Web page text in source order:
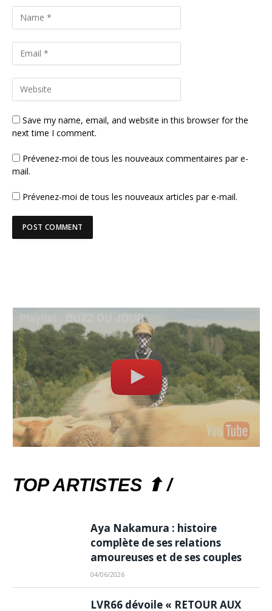
Save my name, email, and website in this browser for the
next time I comment.
Prévenez-moi de tous les nouveaux commentaires par e-
mail.
Prévenez-moi de tous les nouveaux articles par e-mail.
TOP ARTISTES ⬆ /
Aya Nakamura : histoire
complète de ses relations
amoureuses et de ses couples
04/06/2026
LVR66 dévoile « RETOUR AUX